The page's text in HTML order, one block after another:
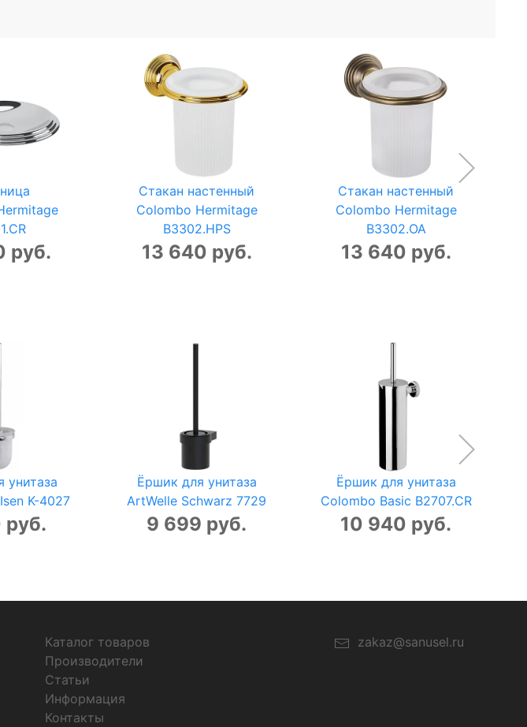
руб.
Стакан настенный
Colombo Hermitage
B3302.HPS
13 640 руб.
Стакан настенный
Colombo Hermitage
B3302.OA
13 640 руб.
унитаза
K-4027
руб.
Ёршик для унитаза
ArtWelle Schwarz 7729
9 699 руб.
Ёршик для унитаза
Colombo Basic B2707.CR
10 940 руб.
Каталог товаров
Производители
Статьи
Информация
Контакты
zakaz@sanusel.ru